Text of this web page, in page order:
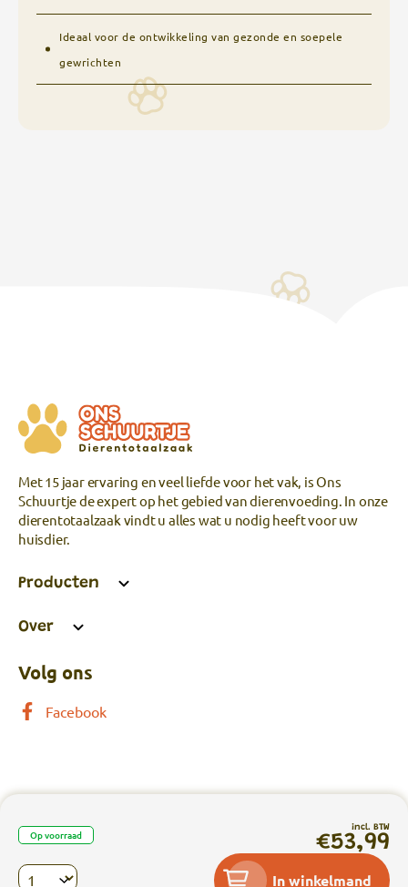
Op voorraad €53,99
incl. BTW
In winkelmand
Ideaal voor de ontwikkeling van gezonde en soepele
gewrichten
Met 15 jaar ervaring en veel liefde voor het vak, is Ons
Schuurtje de expert op het gebied van dierenvoeding. In onze
dierentotaalzaak vindt u alles wat u nodig heeft voor uw
huisdier.
Producten
Over
Volg ons
Facebook
Privacy | Algemene voorwaarden
Webshop laten maken